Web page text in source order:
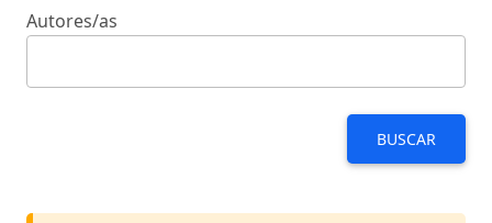
Autores/as
BUSCAR